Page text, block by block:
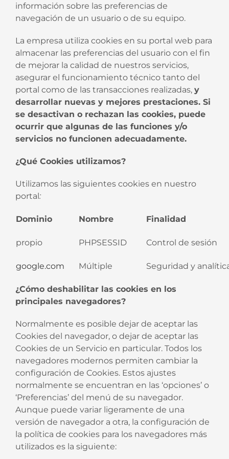
información sobre las preferencias de
navegación de un usuario o de su equipo.
La empresa utiliza cookies en su portal web para
almacenar las preferencias del usuario con el fin
de mejorar la calidad de nuestros servicios,
asegurar el funcionamiento técnico tanto del
portal como de las transacciones realizadas, y
desarrollar nuevas y mejores prestaciones. Si
se desactivan o rechazan las cookies, puede
ocurrir que algunas de las funciones y/o
servicios no funcionen adecuadamente.
¿Qué Cookies utilizamos?
Utilizamos las siguientes cookies en nuestro
portal:
Dominio Nombre Finalidad
propio PHPSESSID Control de sesión
google.com Múltiple Seguridad y
¿Cómo deshabilitar las cookies en los
principales navegadores?
Normalmente es posible dejar de aceptar las
Cookies del navegador, o dejar de aceptar las
Cookies de un Servicio en particular. Todos los
navegadores modernos permiten cambiar la
configuración de Cookies. Estos ajustes
normalmente se encuentran en las ‘opciones’ o
‘Preferencias’ del menú de su navegador.
Aunque puede variar ligeramente de una
versión de navegador a otra, la configuración de
la política de cookies para los navegadores más
utilizados es la siguiente: